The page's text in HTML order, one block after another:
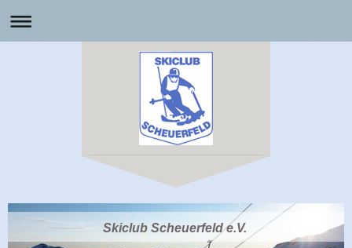
Skiclub Scheuerfeld e.V.